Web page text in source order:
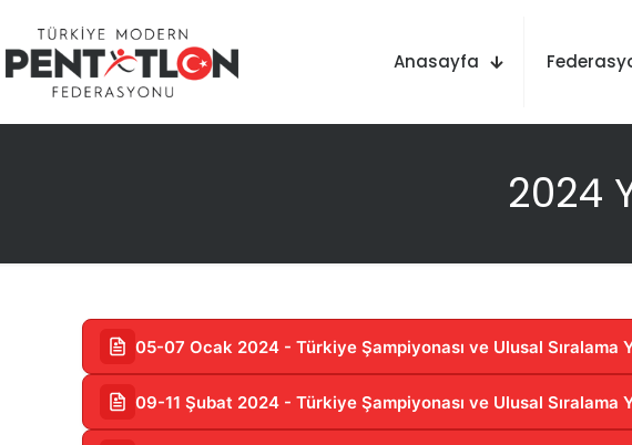
Anasayfa
2024
05-07 Ocak 2024 - Türkiye Şampiyonası ve Ulusal Sıralama
09-11 Şubat 2024 - Türkiye Şampiyonası ve Ulusal Sıralama